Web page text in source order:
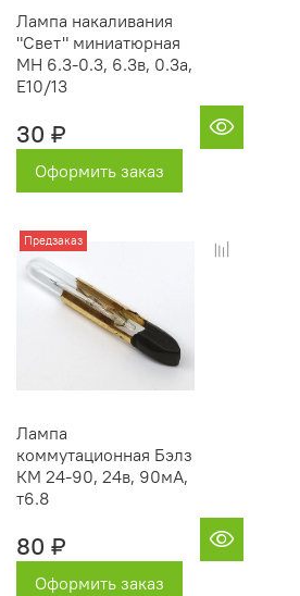
Лампа накаливания
"Свет" миниатюрная
МН 6.3-0.3, 6.3в, 0.3а,
Е10/13
30 ₽
Оформить заказ
Предзаказ
Лампа
коммутационная Бэлз
КМ 24-90, 24в, 90мА,
т6.8
80 ₽
Оформить заказ